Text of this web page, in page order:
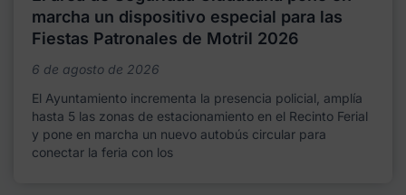
marcha un dispositivo especial para las
Fiestas Patronales de Motril 2026
6 de agosto de 2026
El Ayuntamiento incrementa la presencia policial, amplía
hasta 5 las zonas de estacionamiento en el Recinto Ferial
y pone en marcha un nuevo autobús circular para
conectar la feria con los